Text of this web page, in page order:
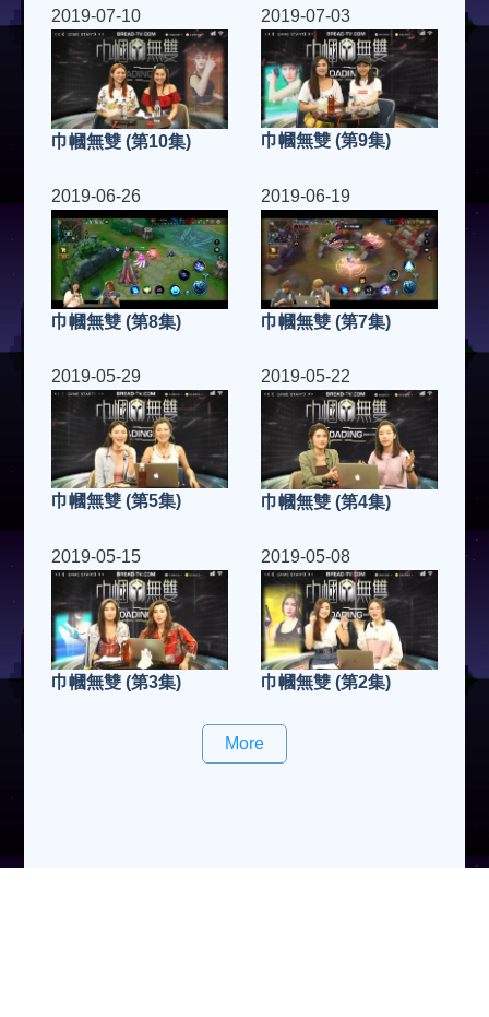
2019-07-10
巾幗無雙 (第10集)
2019-07-03
巾幗無雙 (第9集)
2019-06-26
巾幗無雙 (第8集)
2019-06-19
巾幗無雙 (第7集)
2019-05-29
巾幗無雙 (第5集)
2019-05-22
巾幗無雙 (第4集)
2019-05-15
巾幗無雙 (第3集)
2019-05-08
巾幗無雙 (第2集)
More